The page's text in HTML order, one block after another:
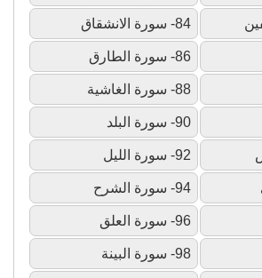
84- سورة الانشقاق
86- سورة الطارق
88- سورة الغاشية
90- سورة البلد
92- سورة الليل
94- سورة الشرح
96- سورة العلق
98- سورة البينة